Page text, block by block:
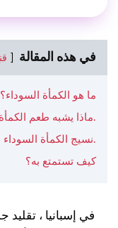
في هذه المقالة
ما هو الكمأة السوداء؟
ماذا يشبه طعم الكمأة السوداء.
نسيج الكمأة السوداء.
كيف تستمتع به؟
في إسبانيا ،